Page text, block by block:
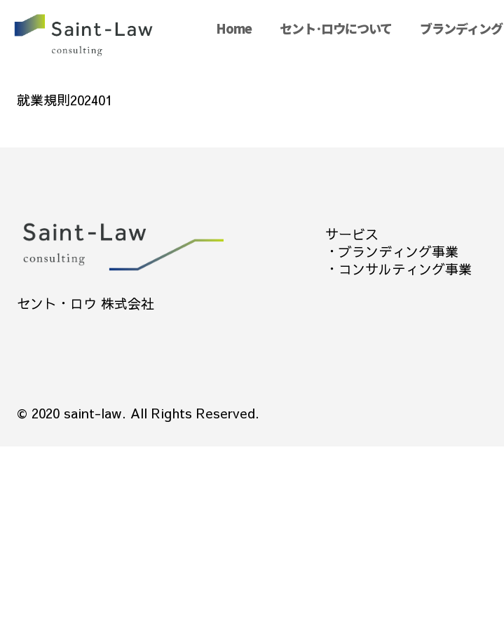
Home セント･ロウについて ブランディング
就業規則202401
セント・ロウ 株式会社
サービス
・ ブランディング事業
・ コンサルティング事業
© 2020 saint-law. All Rights Reserved.